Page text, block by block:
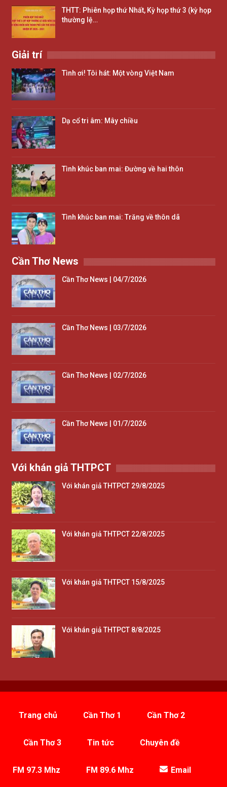
THTT: Phiên họp thứ Nhất, Kỳ họp thứ 3 (kỳ họp
thường lệ…
Giải trí
Tình ơi! Tôi hát: Một vòng Việt Nam
Dạ cổ tri âm: Mây chiều
Tình khúc ban mai: Đường về hai thôn
Tình khúc ban mai: Trăng về thôn dã
Cần Thơ News
Cần Thơ News | 04/7/2026
Cần Thơ News | 03/7/2026
Cần Thơ News | 02/7/2026
Cần Thơ News | 01/7/2026
Với khán giả THTPCT
Với khán giả THTPCT 29/8/2025
Với khán giả THTPCT 22/8/2025
Với khán giả THTPCT 15/8/2025
Với khán giả THTPCT 8/8/2025
Trang chủ Cần Thơ 1 Cần Thơ 2
Cần Thơ 3 Tin tức Chuyên đề
FM 97.3 Mhz FM 89.6 Mhz Email